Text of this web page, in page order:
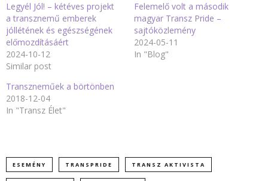
Legyél Jól! – kétéves projekt
a transznemű emberek
jóllétének és egészségének
előmozdításáért
2024-10-12
Similar post
Felemelő volt a második
magyar Transz Pride –
sajtóközlemény
2024-05-11
In "Blog"
Transzneműek a börtönben
2018-12-04
In "Transz Élet"
ESEMÉNY TRANSPRIDE TRANSZ AKTIVISTA